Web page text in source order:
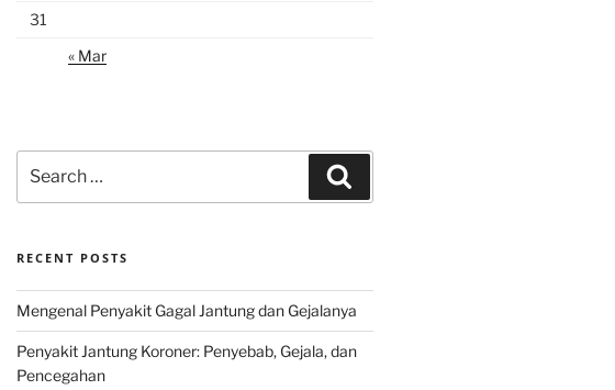
31
« Mar
for:
RECENT POSTS
Mengenal Penyakit Gagal Jantung dan Gejalanya
Penyakit Jantung Koroner: Penyebab, Gejala, dan
Pencegahan